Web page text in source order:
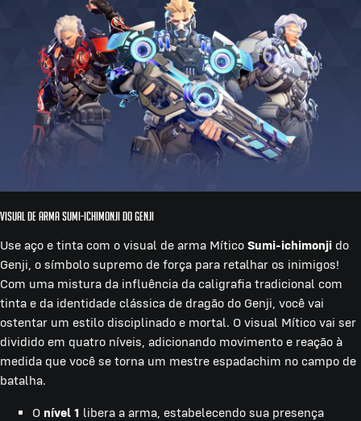
Visual de arma Sumi-ichimonji do Genji
Use aço e tinta com o visual de arma Mítico Sumi-ichimonji do
Genji, o símbolo supremo de força para retalhar os inimigos!
Com uma mistura da influência da caligrafia tradicional com
tinta e da identidade clássica de dragão do Genji, você vai
ostentar um estilo disciplinado e mortal. O visual Mítico vai ser
dividido em quatro níveis, adicionando movimento e reação à
medida que você se torna um mestre espadachim no campo de
batalha.
O nível 1 libera a arma, estabelecendo sua presença